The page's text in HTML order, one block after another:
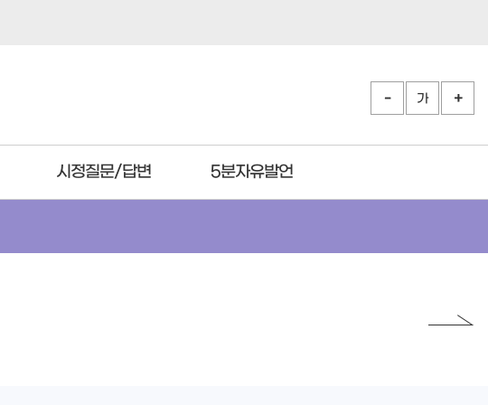
가
시정질문/답변 5분자유발언